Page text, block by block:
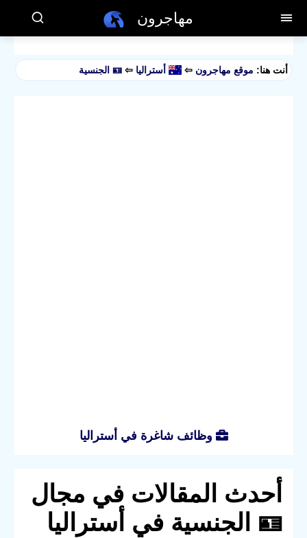
مهاجرون
أنت هنا: موقع مهاجرون ⇦ أستراليا ⇦ 🪪 الجنسية
وظائف شاغرة في أستراليا
أحدث المقالات في مجال
🪪 الجنسية في أستراليا